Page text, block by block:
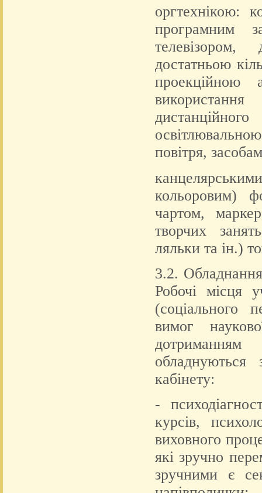
оргтехнікою:
програмним
телевізором,
достатньою
проекційною
повітря,
кольоровим)
чартом,
творчих
ляльки та ін.)
3.2.
Робочі місця
(соціального
вимог
обладнуються
кабінету:
-
курсів,
виховного
які зручно
зручними є